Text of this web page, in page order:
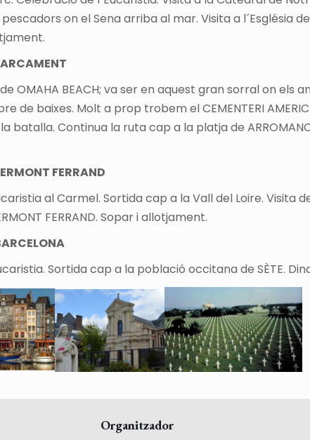
on el Sena arriba al mar. Visita a l´Església
OMAHA BEACH; va ser en aquest gran sorral on
de baixes. Molt a prop trobem el CEMENTERI
batalla. Continua la ruta cap a la platja de
FERRAND
al Carmel. Sortida cap a la Vall del Loire. Visita
FERRAND. Sopar i allotjament.
Sortida cap a la població occitana de SÈTE.
Organitzador